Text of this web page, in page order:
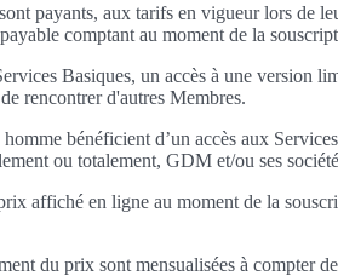
payants, aux tarifs en vigueur lors de
comptant au moment de la
Basiques, un accès à une version
rencontrer d'autres Membres.
bénéficient d’un accès aux
ou totalement, GDM et/ou ses
affiché en ligne au moment de la
du prix sont mensualisées à compter